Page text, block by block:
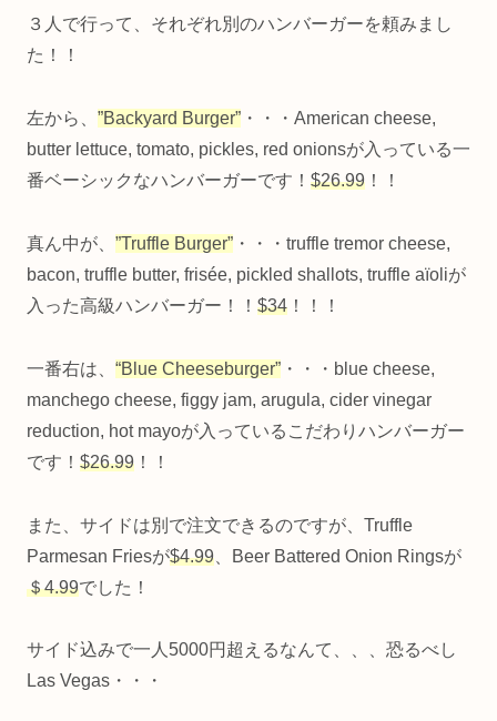
３人で行って、それぞれ別のハンバーガーを頼みまし
た！！
左から、 ”Backyard Burger” ・・・American cheese,
butter lettuce, tomato, pickles, red onionsが入っている一
番ベーシックなハンバーガーです！ $26.99 ！！
真ん中が、 ”Truffle Burger” ・・・truffle tremor cheese,
bacon, truffle butter, frisée, pickled shallots, truffle aïoliが
入った高級ハンバーガー！！ $34 ！！！
一番右は、 “Blue Cheeseburger” ・・・blue cheese,
manchego cheese, figgy jam, arugula, cider vinegar
reduction, hot mayoが入っているこだわりハンバーガー
です！ $26.99 ！！
また、サイドは別で注文できるのですが、Truffle
Parmesan Friesが$4.99 、Beer Battered Onion Ringsが
＄4.99でした！
サイド込みで一人5000円超えるなんて、、、恐るべし
Las Vegas・・・